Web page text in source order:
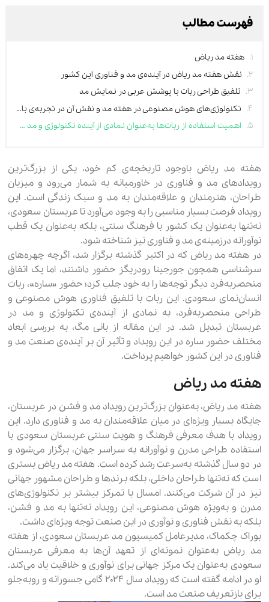
فهرست مطالب
هفته مد ریاض
نقش هفته مد ریاض در آینده‌ی مد و فناوری این کشور
تلفیق طراحی ربات با پوشش عربی در نمایش مد
تکنولوژی‌های هوش مصنوعی در هفته مد و نقش آن در تجربه‌ی بازدیدکنندگان
اهمیت استفاده از ربات‌ها به‌عنوان نمادی از آینده تکنولوژی و مد در عربستان
هفته مد ریاض باوجود تاریخچه‌ی کم خود، یکی از بزرگ‌ترین
رویدادهای مد و فناوری در خاورمیانه به شمار می‌رود و میزبان
طراحان، هنرمندان و علاقه‌مندان به مد و سبک زندگی است. این
رویداد فرصت بسیار مناسبی را به وجود می‌آورد تا عربستان سعودی،
نه‌تنها به‌عنوان یک کشور با فرهنگ سنتی، بلکه به‌عنوان یک قطب
نوآورانه درزمینه‌ی مد و فناوری نیز شناخته شود.
در هفته مد ریاض که در اکتبر گذشته برگزار شد، اگرچه چهره‌های
سرشناسی همچون جورجینا رودریگز حضور داشتند، اما یک اتفاق
منحصربه‌فرد دیگر توجه‌ها را به خود جلب کرد؛ حضور «ساره»، ربات
انسان‌نمای سعودی. این ربات با تلفیق فناوری هوش مصنوعی و
طراحی منحصربه‌فرد، به نمادی از آینده‌ی تکنولوژی و مد در
عربستان تبدیل شد. در این مقاله از بانی مگ، به بررسی ابعاد
مختلف حضور ساره در این رویداد و تأثیر آن بر آینده‌ی صنعت مد و
فناوری در این کشور خواهیم پرداخت.
هفته مد ریاض
هفته مد ریاض، به‌عنوان بزرگ‌ترین رویداد مد و فشن در عربستان،
جایگاه بسیار ویژه‌ای در میان علاقه‌مندان به مد و فناوری دارد. این
رویداد با هدف معرفی فرهنگ و هویت سنتی عربستان سعودی با
استفاده طراحی مدرن و نوآورانه به سراسر جهان، برگزار می‌شود و
در دو سال گذشته به‌سرعت رشد کرده است. هفته مد ریاض بستری
است که نه‌تنها طراحان داخلی، بلکه برندها و طراحان مشهور جهانی
نیز در آن شرکت می‌کنند. امسال با تمرکز بیشتر بر تکنولوژی‌های
مدرن و به‌ویژه هوش مصنوعی، این رویداد نه‌تنها به مد و فشن،
بلکه به نقش فناوری و نوآوری در این صنعت توجه ویژه‌ای داشت.
بوراک چکماک، مدیرعامل کمیسیون مد عربستان سعودی، از هفته
مد ریاض به‌عنوان نمونه‌ای از تعهد آن‌ها به معرفی عربستان
سعودی به‌عنوان یک مرکز جهانی برای نوآوری و خلاقیت یاد می‌کند.
او در ادامه گفته است که رویداد سال ۲۰۲۴ گامی جسورانه و روبه‌جلو
برای بازتعریف صنعت مد است.